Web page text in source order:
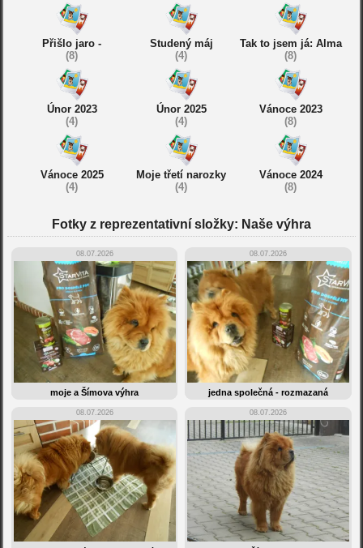
Přišlo jaro -
(8)
Studený máj
(4)
Tak to jsem já: Alma
(8)
Únor 2023
(4)
Únor 2025
(4)
Vánoce 2023
(8)
Vánoce 2025
(4)
Moje třetí narozky
(4)
Vánoce 2024
(8)
Fotky z reprezentativní složky: Naše výhra
08.07.2026
moje a Šímova výhra
08.07.2026
jedna společná - rozmazaná
08.07.2026 08.07.2026